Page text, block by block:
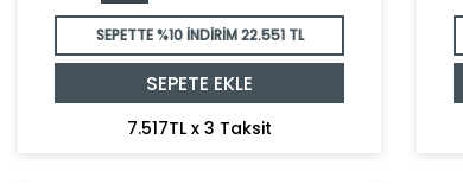
SEPETTE %10 İNDİRİM22.551 TL
SEPETE EKLE
7.517TL x 3 Taksit